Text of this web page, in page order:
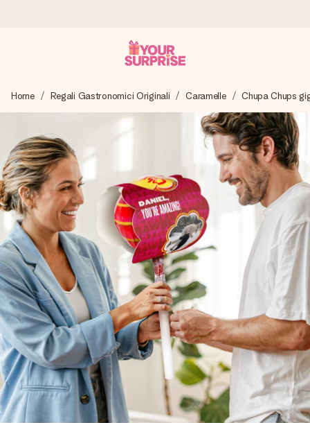
Prepariamo il tuo regalo con attenzione e lo spediamo in un
lampo – così potrai consegnarlo al momento giusto, quando
4,7 (basato su +15.000 recensioni)
I nostri regali ispirano. I clienti ci valutano 4,7 su Google
Reviews.
Biglietto d'auguri gratuito
Realizza qualcosa di unico in pochi passi – con il suo nome,
una tua foto o un messaggio che tocchi il cuore. Nessuna
complicazione, solo tanto amore per il momento perfetto.
Home Regali Gastronomici Originali Caramelle Chupa Chups